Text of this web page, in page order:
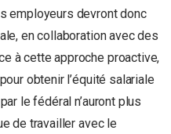
employeurs devront donc
en collaboration avec des
à cette approche proactive,
obtenir l’équité salariale
le fédéral n’auront plus
de travailler avec le